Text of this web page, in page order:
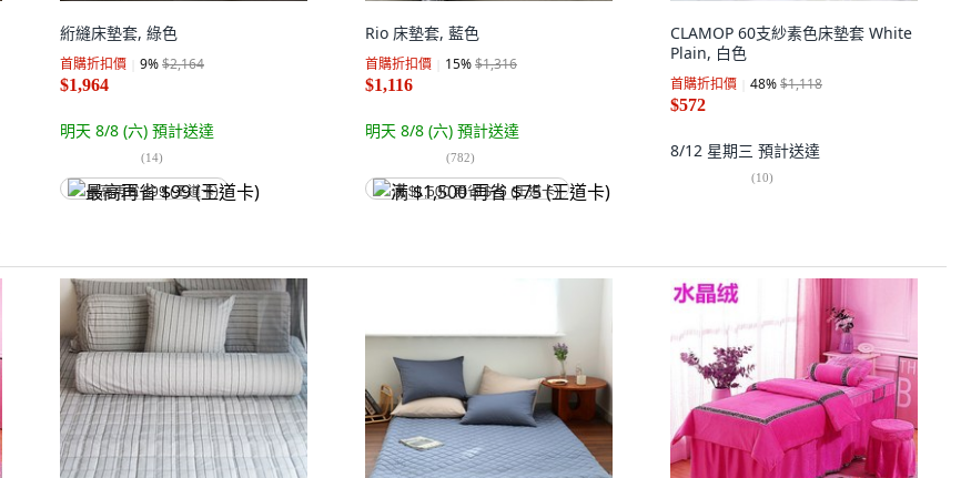
絎縫床墊套, 綠色
首購折扣價 9%$2,164
$1,964
明天 8/8 (六) 預計送達
(14)
最高再省 $99 (王道卡)
Rio 床墊套, 藍色
首購折扣價 15%$1,316
$1,116
明天 8/8 (六) 預計送達
(782)
满 $1,500 再省 $75 (王道卡)
CLAMOP 60支紗素色床墊套 White
Plain, 白色
首購折扣價 48%$1,118
$572
8/12 星期三 預計送達
(10)